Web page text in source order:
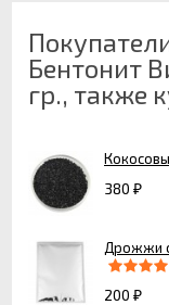
Бентонит
гр., также
380 ₽
Дрожжи
200 ₽